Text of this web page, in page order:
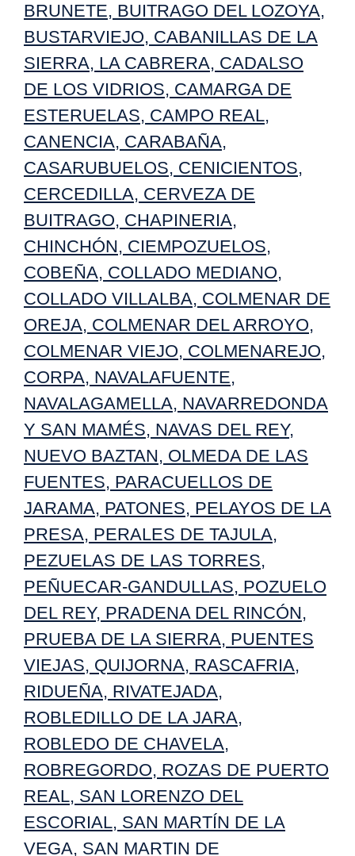
BRUNETE, BUITRAGO DEL LOZOYA,
BUSTARVIEJO, CABANILLAS DE LA
SIERRA, LA CABRERA, CADALSO
DE LOS VIDRIOS, CAMARGA DE
ESTERUELAS, CAMPO REAL,
CANENCIA, CARABAÑA,
CASARUBUELOS, CENICIENTOS,
CERCEDILLA, CERVEZA DE
BUITRAGO, CHAPINERIA,
CHINCHÓN, CIEMPOZUELOS,
COBEÑA, COLLADO MEDIANO,
COLLADO VILLALBA, COLMENAR DE
OREJA, COLMENAR DEL ARROYO,
COLMENAR VIEJO, COLMENAREJO,
CORPA, NAVALAFUENTE,
NAVALAGAMELLA, NAVARREDONDA
Y SAN MAMÉS, NAVAS DEL REY,
NUEVO BAZTAN, OLMEDA DE LAS
FUENTES, PARACUELLOS DE
JARAMA, PATONES, PELAYOS DE LA
PRESA, PERALES DE TAJULA,
PEZUELAS DE LAS TORRES,
PEÑUECAR-GANDULLAS, POZUELO
DEL REY, PRADENA DEL RINCÓN,
PRUEBA DE LA SIERRA, PUENTES
VIEJAS, QUIJORNA, RASCAFRIA,
RIDUEÑA, RIVATEJADA,
ROBLEDILLO DE LA JARA,
ROBLEDO DE CHAVELA,
ROBREGORDO, ROZAS DE PUERTO
REAL, SAN LORENZO DEL
ESCORIAL, SAN MARTÍN DE LA
VEGA, SAN MARTIN DE